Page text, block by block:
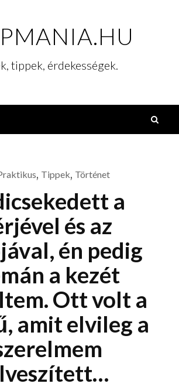
tippek, érdekességek.
, Tippek, Történet
a
és az
én pedig
a kezét
Ott volt a
amit elvileg a